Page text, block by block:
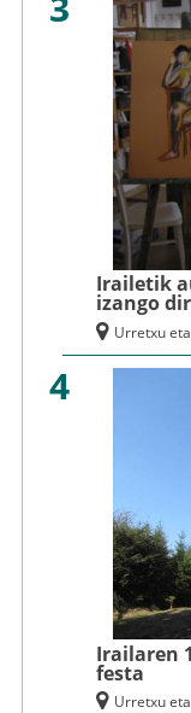
Irailetik
izango
Urretxu
4
Irailaren
festa
Urretxu